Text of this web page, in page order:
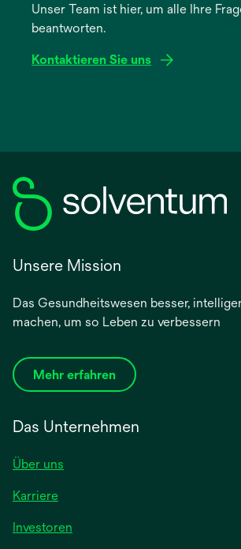
neuen
Registerkarte
Unser Team ist hier, um alle Ihre
beantworten.
Kontaktieren Sie uns
Unsere Mission
Das Gesundheitswesen besser,
machen, um so Leben zu verbessern
Mehr erfahren
Das Unternehmen
Über uns
Karriere
Investoren